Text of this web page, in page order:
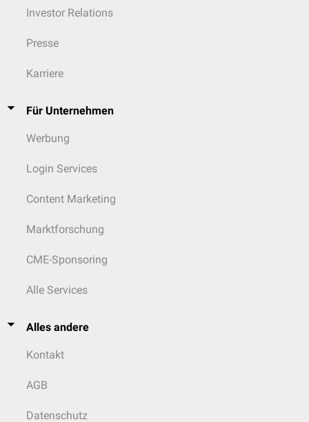
Investor Relations
Presse
Karriere
Für Unternehmen
Werbung
Login Services
Content Marketing
Marktforschung
CME-Sponsoring
Alle Services
Alles andere
Kontakt
AGB
Datenschutz